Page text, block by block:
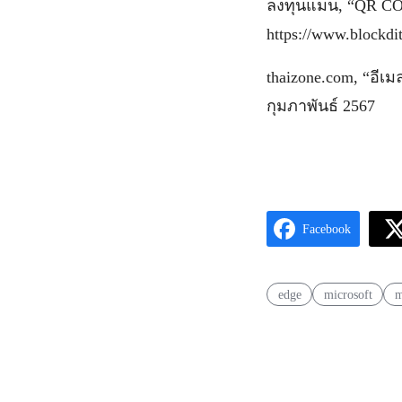
ลงทุนแมน, “QR
https://
thaizone.com, “อี
กุมภาพันธ์ 2567
Facebook
edge microsoft